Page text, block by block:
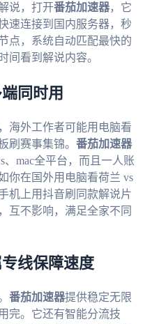
说，打开番茄加速器，它
速连接到国内服务器，秒
点，系统自动匹配最快的
间看到解说内容。
同时用
海外工作者可能用电脑看
刷赛事集锦。 番茄加速器
、mac全平台，而且一人账
你在国外用电脑看荷兰 vs
机上用抖音刷同款解说片
互不影响，满足全家不同
线保障速度
番茄加速器提供稳定无限
完。它还有智能分流技